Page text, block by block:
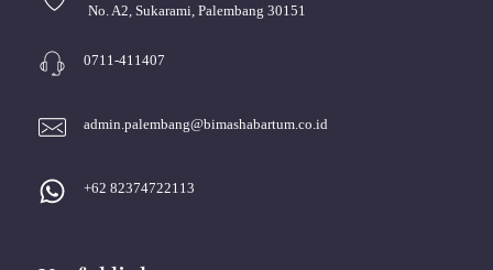
No. A2, Sukarami, Palembang 30151
0711-411407
admin.palembang@bimashabartum.co.id
+62 82374722113